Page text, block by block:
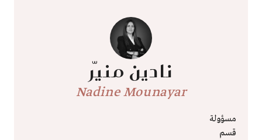
نادين منيّر
Nadine Mounayar
مسؤولة
قسم